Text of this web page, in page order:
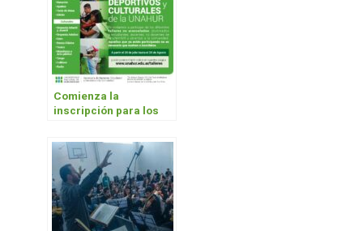
Comienza la
inscripción para los
culturales UNAHUR